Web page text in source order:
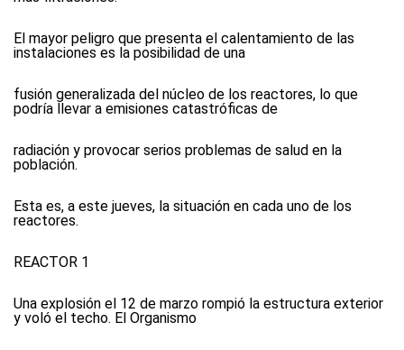
El mayor peligro que presenta el calentamiento de las
instalaciones es la posibilidad de una
fusión generalizada del núcleo de los reactores, lo que
podría llevar a emisiones catastróficas de
radiación y provocar serios problemas de salud en la
población.
Esta es, a este jueves, la situación en cada uno de los
reactores.
REACTOR 1
Una explosión el 12 de marzo rompió la estructura exterior
y voló el techo. El Organismo